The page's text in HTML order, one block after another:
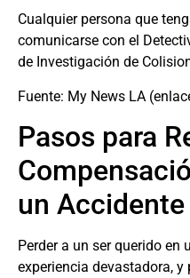
Cualquier persona que
comunicarse con el
de Investigación de
Fuente: My News LA
Pasos para
un
Perder a un ser querido en
experiencia devastadora,